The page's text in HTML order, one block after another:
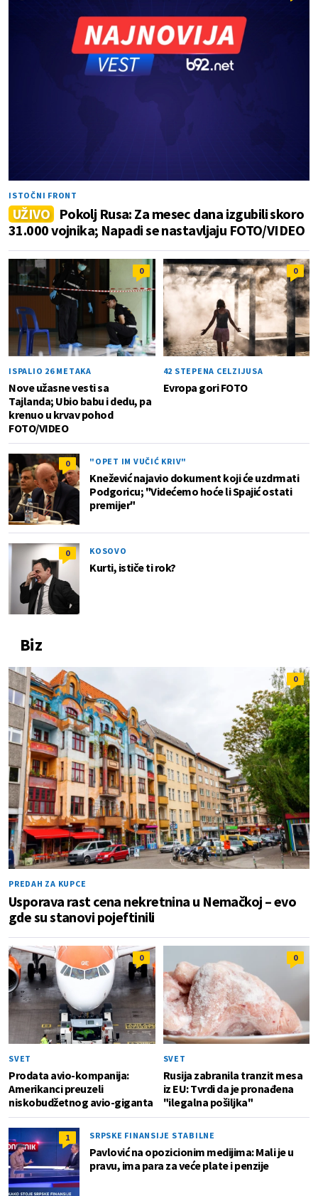
ISTOČNI FRONT
UŽIVO Pokolj Rusa: Za mesec dana izgubili skoro
31.000 vojnika; Napadi se nastavljaju FOTO/VIDEO
0
ISPALIO 26 METAKA
Nove užasne vesti sa
Tajlanda; Ubio babu i dedu, pa
krenuo u krvav pohod
FOTO/VIDEO
0
42 STEPENA CELZIJUSA
Evropa gori FOTO
0 "OPET IM VUČIĆ KRIV"
Knežević najavio dokument koji će uzdrmati
Podgoricu; "Videćemo hoće li Spajić ostati
premijer"
0 KOSOVO
Kurti, ističe ti rok?
Biz
0
PREDAH ZA KUPCE
Usporava rast cena nekretnina u Nemačkoj – evo
gde su stanovi pojeftinili
0
SVET
Prodata avio-kompanija:
Amerikanci preuzeli
niskobudžetnog avio-giganta
0
SVET
Rusija zabranila tranzit mesa
iz EU: Tvrdi da je pronađena
"ilegalna pošiljka"
1 SRPSKE FINANSIJE STABILNE
Pavlović na opozicionim medijima: Mali je u
pravu, ima para za veće plate i penzije